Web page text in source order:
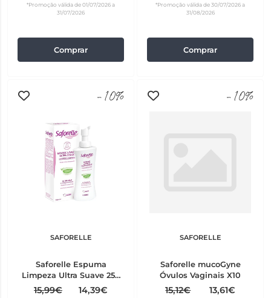
*Promoção válida de 01/07/2026 a
31/07/2026
Comprar
*Promoção válida de 30/07/2026 a
31/08/2026
Comprar
-10%
SAFORELLE
Saforelle Espuma
Limpeza Ultra Suave 250
15,99€ 14,39€
-10%
SAFORELLE
Saforelle mucoGyne
Óvulos Vaginais X10
15,12€ 13,61€